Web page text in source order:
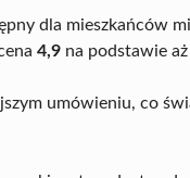
dla mieszkańców
4,9 na podstawie aż
umówieniu, co